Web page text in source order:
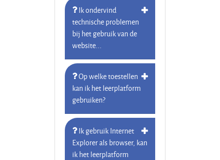
Ik ondervind
technische problemen
bij het gebruik van de
website...
up-to-date?
Maak gebruik
leerplatform
ondersteund.
Op welke toestellen
kan ik het leerplatform
gebruiken?
Ik gebruik Internet
Explorer als browser, kan
ik het leerplatform